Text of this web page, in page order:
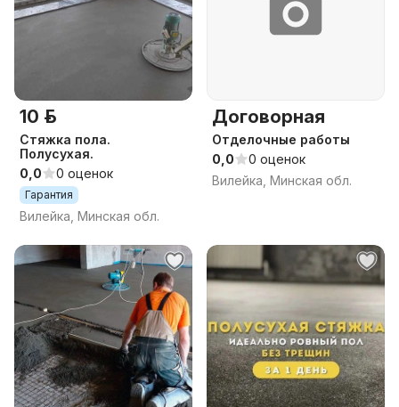
10 р.
Стяжка пола.
Полусухая.
0,0
0 оценок
Гарантия
Вилейка, Минская обл.
Договорная
Отделочные работы
0,0
0 оценок
Вилейка, Минская обл.